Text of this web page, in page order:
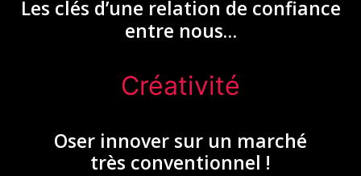
Les clés d’une relation de confiance
entre nous…
Créativité
Oser innover sur un marché
très conventionnel !